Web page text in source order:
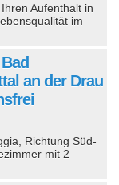
Aufenthalt in
im
an der Drau
Richtung Süd-
mit 2